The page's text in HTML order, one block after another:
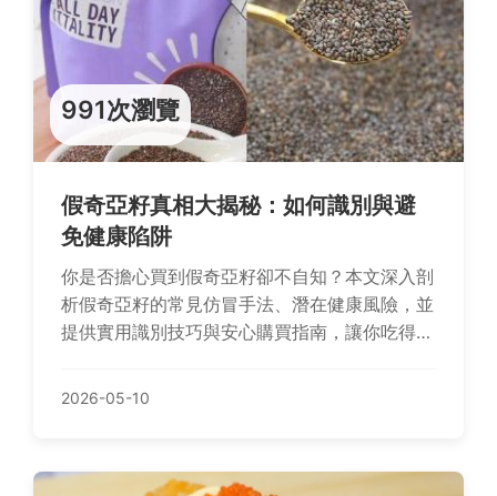
991次瀏覽
假奇亞籽真相大揭秘：如何識別與避
免健康陷阱
你是否擔心買到假奇亞籽卻不自知？本文深入剖
析假奇亞籽的常見仿冒手法、潛在健康風險，並
提供實用識別技巧與安心購買指南，讓你吃得聰
2026-05-10